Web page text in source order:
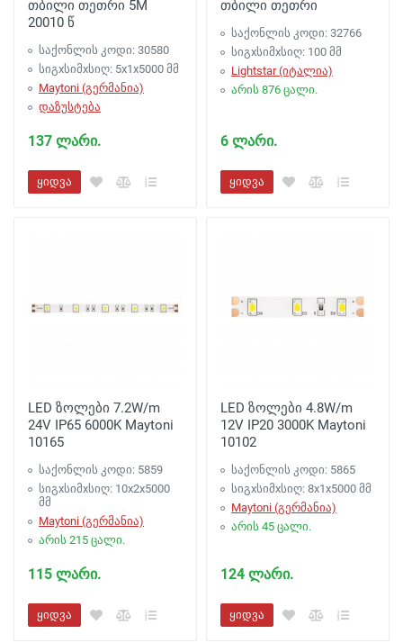
თბილი თეთრი 5M
20010 წ
საქონლის კოდი: 30580
სიგxსიმxსიღ: 5x1x5000 მმ
Maytoni (გერმანია)
დაზუსტება
137 ლარი.
ყიდვა
თბილი თეთრი
საქონლის კოდი: 32766
სიგxსიმxსიღ: 100 მმ
Lightstar (იტალია)
არის 876 ცალი.
6 ლარი.
ყიდვა
LED ზოლები 7.2W/m
24V IP65 6000K Maytoni
10165
საქონლის კოდი: 5859
სიგxსიმxსიღ: 10x2x5000
მმ
Maytoni (გერმანია)
არის 215 ცალი.
115 ლარი.
ყიდვა
LED ზოლები 4.8W/m
12V IP20 3000K Maytoni
10102
საქონლის კოდი: 5865
სიგxსიმxსიღ: 8x1x5000 მმ
Maytoni (გერმანია)
არის 45 ცალი.
124 ლარი.
ყიდვა